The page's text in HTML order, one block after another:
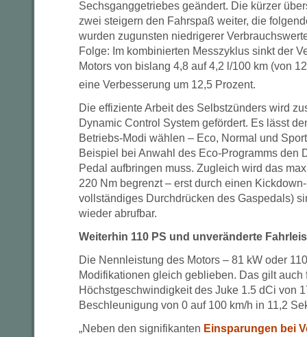
Sechsganggetriebes geändert. Die kürzer
zwei steigern den Fahrspaß weiter, die
wurden zugunsten niedrigerer
Folge: Im kombinierten Messzyklus sinkt der
Motors von bislang 4,8 auf 4,2 l/100 km (von
eine Verbesserung um 12,5 Prozent.
Die effiziente Arbeit des Selbstzünders wird
Dynamic Control System gefördert. Es lässt
Betriebs-Modi wählen – Eco, Normal und
Beispiel bei Anwahl des Eco-Programms den
Pedal aufbringen muss. Zugleich wird das
220 Nm begrenzt – erst durch einen
vollständiges Durchdrücken des Gaspedals)
wieder abrufbar.
Weiterhin 110 PS und unveränderte
Die Nennleistung des Motors – 81 kW oder
Modifikationen gleich geblieben. Das gilt auch
Höchstgeschwindigkeit des Juke 1.5 dCi von
Beschleunigung von 0 auf 100 km/h in 11,2
„Neben den signifikanten Einsparungen bei